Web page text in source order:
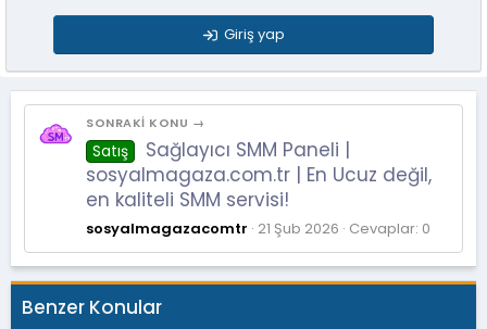
Giriş yap
SONRAKI KONU →
Satış
Sağlayıcı SMM Paneli |
sosyalmagaza.com.tr | En Ucuz değil,
en kaliteli SMM servisi!
sosyalmagazacomtr 21 Şub 2026 Cevaplar: 0
Benzer Konular